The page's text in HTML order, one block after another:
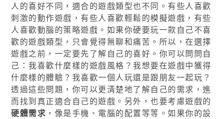
人的喜好不同，適合的遊戲類型也不同。有些人喜歡
刺激的動作遊戲，有些人喜歡輕鬆的模擬遊戲，有些
人喜歡動腦的策略遊戲。如果你硬要玩一款自己不喜
歡的遊戲類型，只會覺得無聊和痛苦。所以，在選擇
遊戲之前，一定要先了解自己的喜好。你可以問問自
己：我喜歡什麼樣的遊戲風格？我想要在遊戲中獲得
什麼樣的體驗？我喜歡一個人玩還是跟朋友一起玩？
透過這些問題，你可以更清楚地了解自己的需求，進
而找到真正適合自己的遊戲。另外，也要考慮遊戲的
硬體需求 ，像是手機、電腦的配置等等。如果你的設